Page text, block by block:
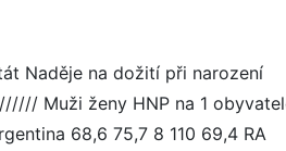
Naděje na dožití při narození
Muži ženy HNP na 1
68,6 75,7 8 110 69,4 RA